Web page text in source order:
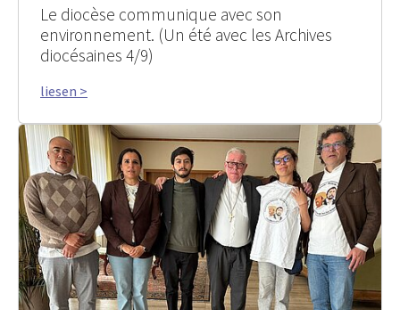
Le diocèse communique avec son
environnement. (Un été avec les Archives
diocésaines 4/9)
liesen >